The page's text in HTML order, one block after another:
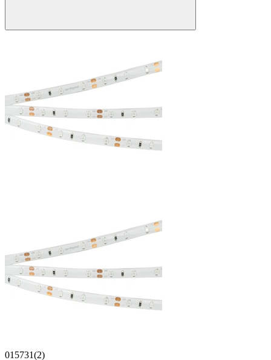
015731(2)